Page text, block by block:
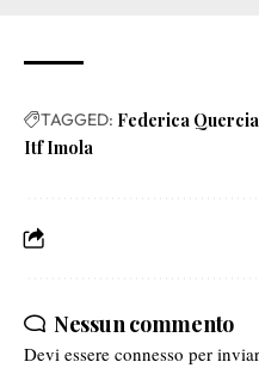
TAGGED: Federica Quercia
Itf Imola
Nessun commento
Devi essere connesso per